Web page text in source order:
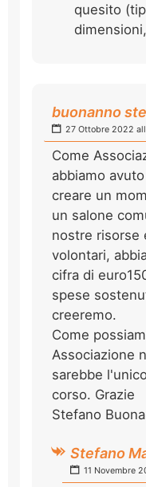
quesito
buonanno
27 Ottobre 2022
Come
abbiamo
creare un
un salone
nostre risorse
volontari,
cifra di
spese
creeremo.
Come
Associazione
sarebbe
corso. Grazie
Stefano
Stefano
11 Novembre